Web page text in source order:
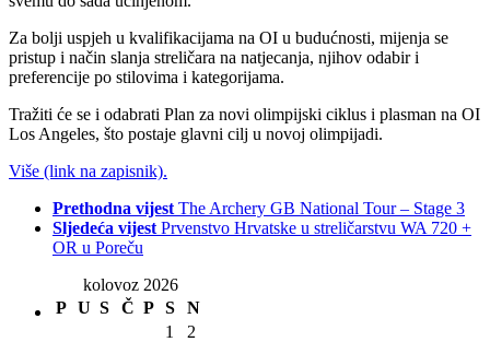
Za bolji uspjeh u kvalifikacijama na OI u budućnosti, mijenja se
pristup i način slanja streličara na natjecanja, njihov odabir i
preferencije po stilovima i kategorijama.
Tražiti će se i odabrati Plan za novi olimpijski ciklus i plasman na OI
Los Angeles, što postaje glavni cilj u novoj olimpijadi.
Više (link na zapisnik).
Prethodna vijest The Archery GB National Tour – Stage 3
Sljedeća vijest Prvenstvo Hrvatske u streličarstvu WA 720 +
OR u Poreču
kolovoz 2026
P U S Č P S
N
1
2